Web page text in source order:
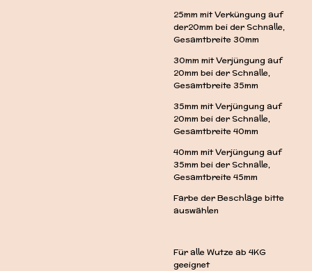
25mm mit Verküngung auf
der20mm bei der Schnalle,
Gesamtbreite 30mm
30mm mit Verjüngung auf
20mm bei der Schnalle,
Gesamtbreite 35mm
35mm mit Verjüngung auf
20mm bei der Schnalle,
Gesamtbreite 40mm
40mm mit Verjüngung auf
35mm bei der Schnalle,
Gesamtbreite 45mm
Farbe der Beschläge bitte
auswählen
Für alle Wutze ab 4KG
geeignet